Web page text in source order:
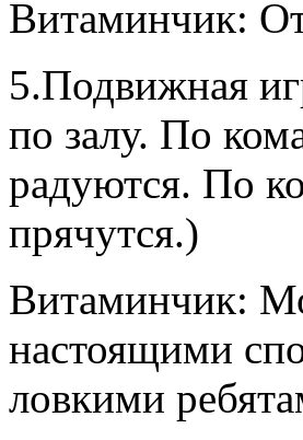
Витаминчик:
5.Подвижная
по залу. По
радуются. По
прячутся.)
Витаминчик:
настоящими
ловкими